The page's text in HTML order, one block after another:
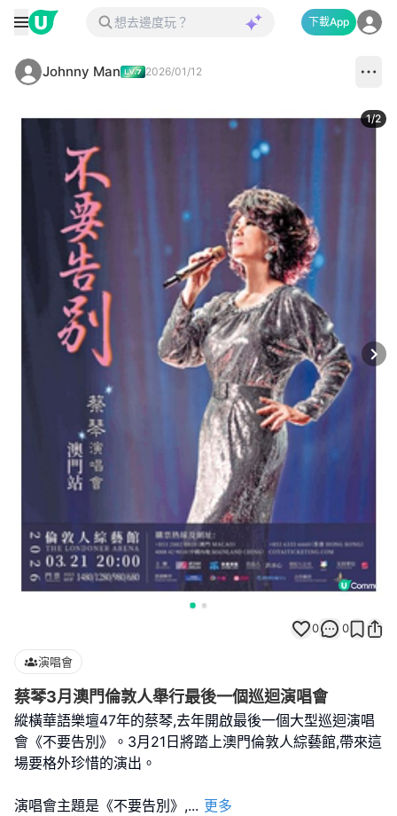
下載App
Johnny Man 2026/01/12
1/2
0 0
演唱會
蔡琴3月澳門倫敦人舉行最後一個巡迴演唱會
縱橫華語樂壇47年的蔡琴,去年開啟最後一個大型巡迴演唱
會《不要告別》。3月21日將踏上澳門倫敦人綜藝館,帶來這
場要格外珍惜的演出。
演唱會主題是《不要告別》,... 更多